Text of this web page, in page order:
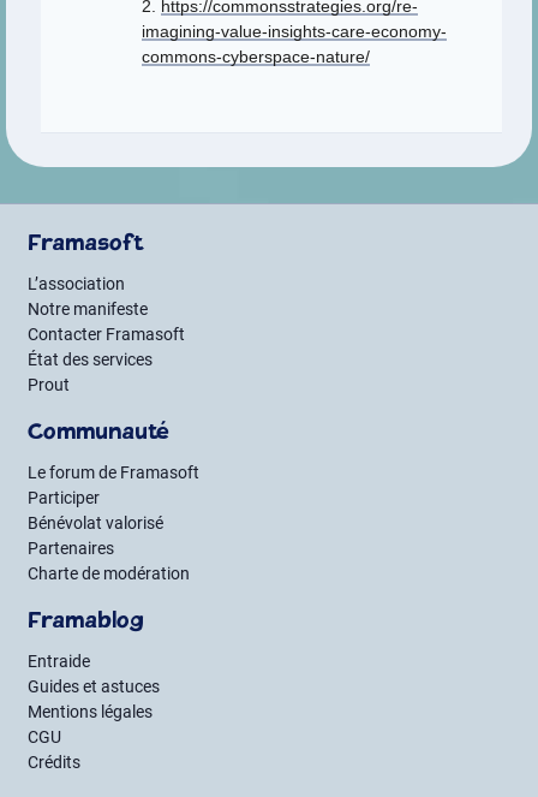
2. https://commonsstrategies.org/re-
imagining-value-insights-care-economy-
commons-cyberspace-nature/
Framasoft
L’association
Notre manifeste
Contacter Framasoft
État des services
Prout
Communauté
Le forum de Framasoft
Participer
Bénévolat valorisé
Partenaires
Charte de modération
Framablog
Entraide
Guides et astuces
Mentions légales
CGU
Crédits